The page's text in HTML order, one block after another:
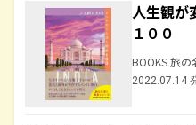
人生観が
１００
BOOKS 旅の
2022.07.14